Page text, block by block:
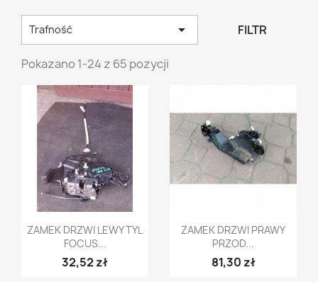
Trafność  FILTR
Pokazano 1-24 z 65 pozycji
Szybki podgląd
ZAMEK DRZWI LEWY TYL
FOCUS...
32,52 zł
Szybki podgląd
ZAMEK DRZWI PRAWY
PRZOD...
81,30 zł